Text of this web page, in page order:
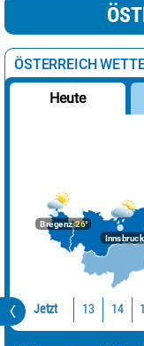
ÖSTERREICH
Heute
Bregenz26°
Innsbruck
Jetzt 13 14